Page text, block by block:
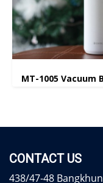
MT-1005 Vacuum
CONTACT US
438/47-48